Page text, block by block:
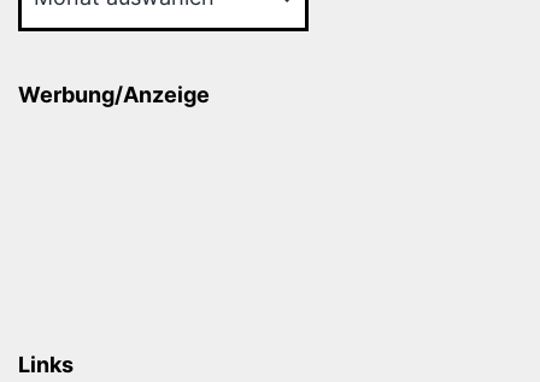
Werbung/Anzeige
Links